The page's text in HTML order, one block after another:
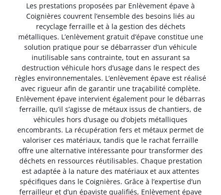
Les prestations proposées par Enlèvement épave à
Coignières couvrent l’ensemble des besoins liés au
recyclage ferraille et à la gestion des déchets
métalliques. L’enlèvement gratuit d’épave constitue une
solution pratique pour se débarrasser d’un véhicule
inutilisable sans contrainte, tout en assurant sa
destruction véhicule hors d’usage dans le respect des
règles environnementales. L’enlèvement épave est réalisé
avec rigueur afin de garantir une traçabilité complète.
Enlèvement épave intervient également pour le débarras
ferraille, qu’il s’agisse de métaux issus de chantiers, de
véhicules hors d’usage ou d’objets métalliques
encombrants. La récupération fers et métaux permet de
valoriser ces matériaux, tandis que le rachat ferraille
offre une alternative intéressante pour transformer des
déchets en ressources réutilisables. Chaque prestation
est adaptée à la nature des matériaux et aux attentes
spécifiques dans le Coignières. Grâce à l’expertise d’un
ferrailleur et d’un épaviste qualifiés, Enlèvement épave